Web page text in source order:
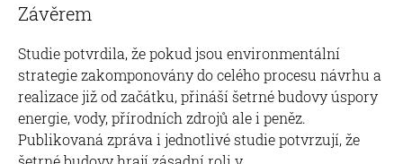
Závěrem
Studie potvrdila, že pokud jsou environmentální
strategie zakomponovány do celého procesu návrhu a
realizace již od začátku, přináší šetrné budovy úspory
energie, vody, přírodních zdrojů ale i peněz.
Publikovaná zpráva i jednotlivé studie potvrzují, že